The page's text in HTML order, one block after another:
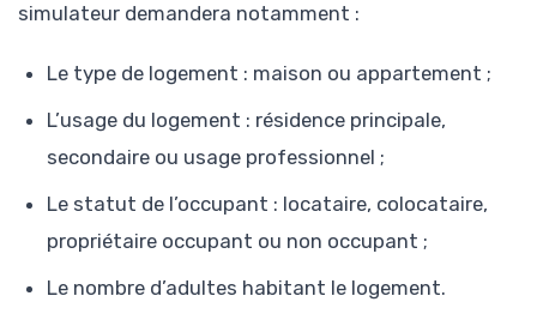
simulateur demandera notamment :
Le type de logement : maison ou appartement ;
L’usage du logement : résidence principale,
secondaire ou usage professionnel ;
Le statut de l’occupant : locataire, colocataire,
propriétaire occupant ou non occupant ;
Le nombre d’adultes habitant le logement.